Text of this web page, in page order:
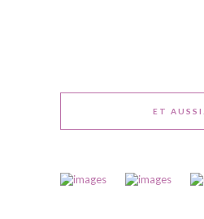
ET